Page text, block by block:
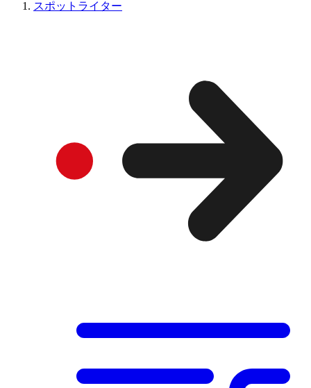
スポットライター